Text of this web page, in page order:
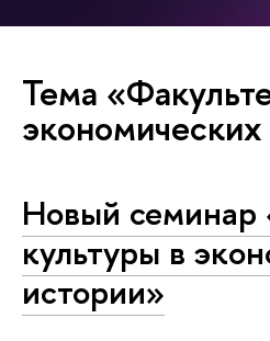
Тема
экономических
Новый
культуры в
истории»